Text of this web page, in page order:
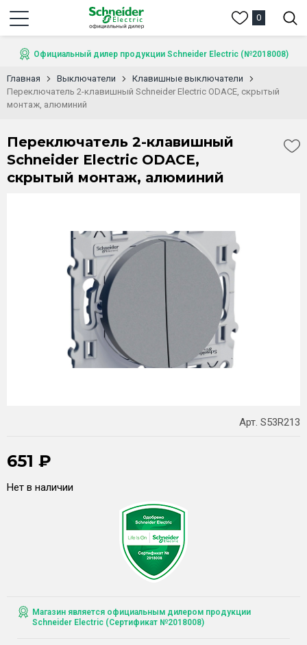
0
Официальный дилер продукции Schneider Electric (№2018008)
Главная Выключатели
Клавишные выключатели
Переключатель 2-клавишный Schneider Electric ODACE, скрытый
монтаж, алюминий
Переключатель 2-клавишный
Schneider Electric ODACE,
скрытый монтаж, алюминий
Арт. S53R213
651 ₽
Нет в наличии
Магазин является официальным дилером продукции
Schneider Electric (Сертификат №2018008)